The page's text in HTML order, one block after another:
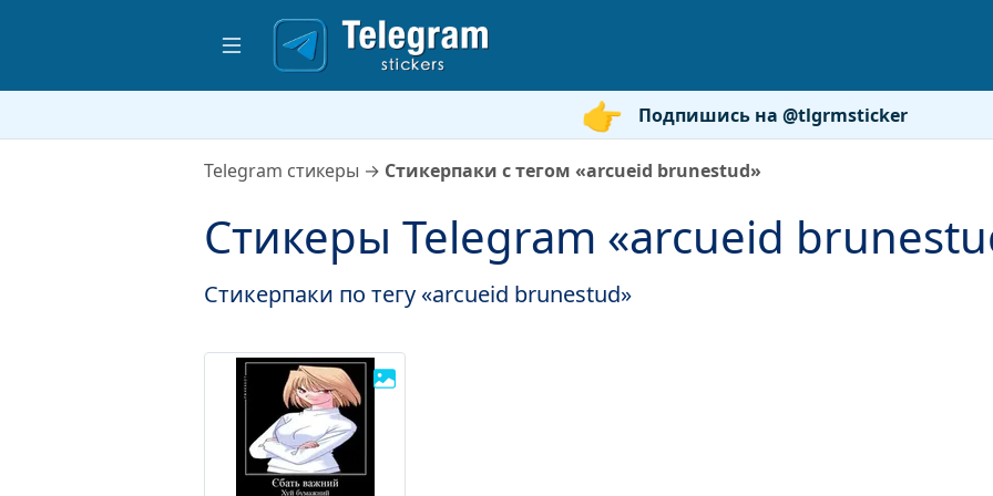
Подпишись на @tlgrmsticker
Telegram стикеры → Стикерпаки с тегом «arcueid brunestud»
Стикеры Telegram «arcueid
Стикерпаки по тегу «arcueid brunestud»